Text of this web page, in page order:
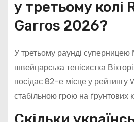
у третьому колі
Garros 2026?
У третьому раунді
швейцарська тенісистка
посідає 82-е місце у рейтингу
стабільною грою на ґрунтових